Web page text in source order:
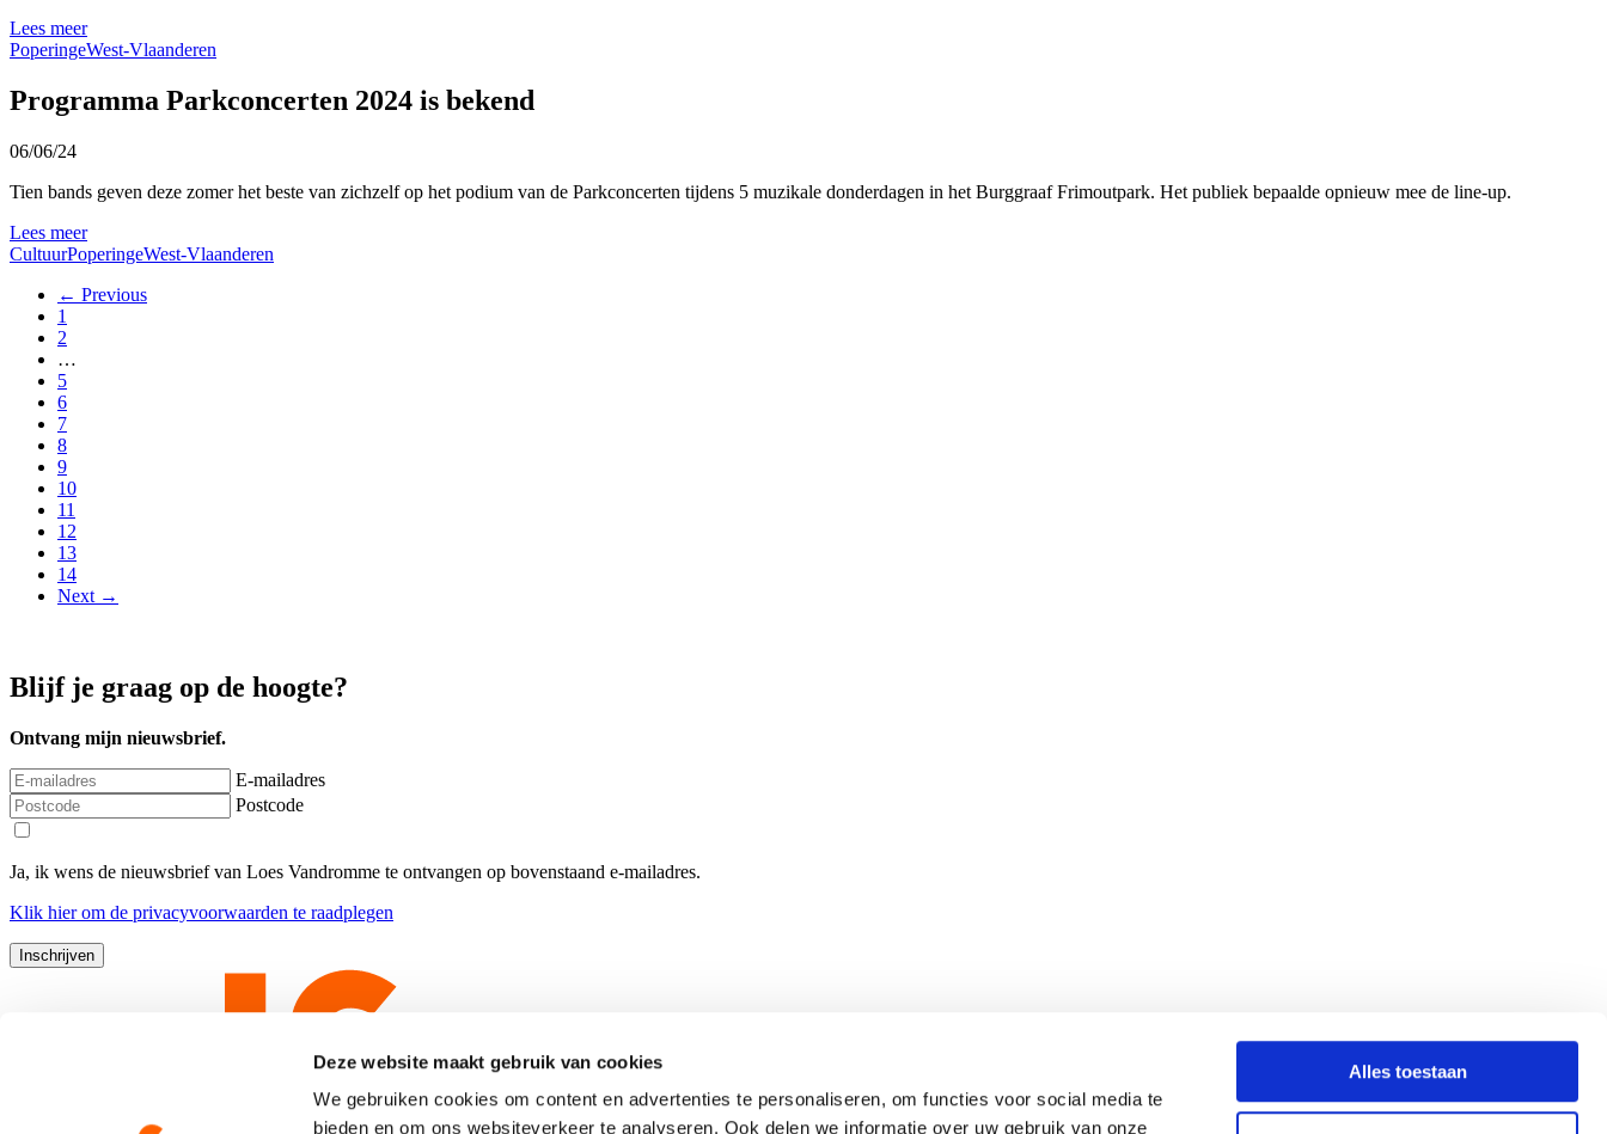
Deze website maakt gebruik van cookies
We gebruiken cookies om content en advertenties te personaliseren, om functies voor social media te
bieden en om ons websiteverkeer te analyseren. Ook delen we informatie over uw gebruik van onze
Alles toestaan
Lees meer
PoperingeWest-Vlaanderen
Programma Parkconcerten 2024 is bekend
06/06/24
Tien bands geven deze zomer het beste van zichzelf op het podium van de Parkconcerten tijdens 5 muzikale donderdagen in het Burggraaf Frimoutpark. Het publiek bepaalde opnieuw mee de line-up.
Lees meer
CultuurPoperingeWest-Vlaanderen
← Previous
1
2
…
5
6
7
8
9
10
11
12
13
14
Next →
Blijf je graag op de hoogte?
Ontvang mijn nieuwsbrief.
E-mailadres
Postcode
Ja, ik wens de nieuwsbrief van Loes Vandromme te ontvangen op bovenstaand e-mailadres.
Klik hierom de privacyvoorwaarden te raadplegen